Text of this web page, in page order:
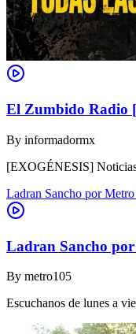
El Zumbido Radio
By informadormx
[EXOGÉNESIS]
Ladran Sancho por
Ladran Sancho
By metro105
Escuchanos de lunes a